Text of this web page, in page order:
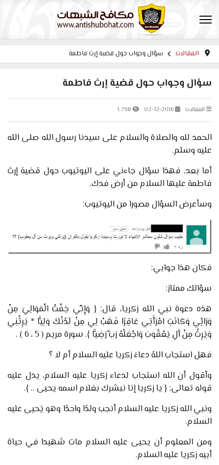
المقالات سؤال وجواب حول قضية إرث فاطمة
سؤال وجواب حول قضية إرث فاطمة
المقالات 02-12-2016
1.798
الحمد لله والصلاة والسلام على سيدنا رسول الله صلى الله
عليه وسلم.
أما بعد, فهذا سؤال جاءني على اليوتيوب حول قضية إرث
فاطمة عليها السلام من أرض فدك.
وسأعرض السؤال مصورا من اليوتيوب:
فكان هذا جوابي:
سؤالك ممتاز:
هذه دعوة نبي الله زكريا، قال: { وَإِنِّي خِفْتُ الْمَوَالِيَ مِنْ
وَرَائِي وَكَانَتِ امْرَأَتِي عَاقِرًا فَهَبْ لِي مِنْ لَدُنْكَ وَلِيًّا * يَرِثُنِي
وَيَرِثُ مِنْ آَلِ يَعْقُوبَ وَاجْعَلْهُ رَبِّ رَضِيًّا }. سورة مريم ( 5 ، 6 ) .
فهل استجاب اللهُ دعاءَ زكريا عليه السلام أم لا ؟
وأقول أن الله استجاب لدعاء زكريا عليه السلام، يدل عليه
قوله تعالى: { يا زكريا إنا نبشرك بغلام اسمه يحيى .. }.
ونبي الله زكريا عليه السلام أنجب ولدًا واحدًا وهو يَحيى عليه
السلام.
ومن المعلوم أن يحيى عليه السلام مات شهيدا في حياة
أبيه زكريا عليه السلام.